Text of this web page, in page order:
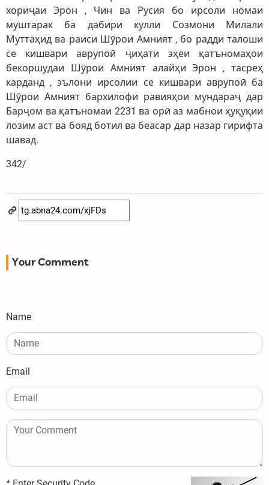
хориҷаи Эрон , Чин ва Русия бо ирсоли номаи
муштарак ба дабири кулли Созмони Милали
Муттаҳид ва раиси Шӯрои Амният , бо радди талоши
се кишвари аврупоӣ ҷиҳати эҳёи қатъномаҳои
бекоршудаи Шӯрои Амният алайҳи Эрон , тасреҳ
карданд , эълони ирсолии се кишвари аврупоӣ ба
Шӯрои Амният бархилофи равияҳои мундараҷ дар
Барҷом ва қатъномаи 2231 ва орӣ аз мабнои ҳуқуқии
лозим аст ва бояд ботил ва беасар дар назар гирифта
шавад.
342/
Your Comment
Name
Email